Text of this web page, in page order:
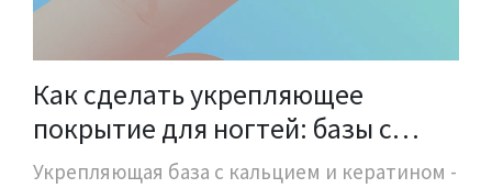
Как сделать укрепляющее
покрытие для ногтей: базы с
кальцием и кератином
Укрепляющая база с кальцием и кератином -